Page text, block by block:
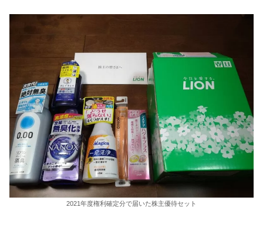
2021年度権利確定分で届いた株主優待セット